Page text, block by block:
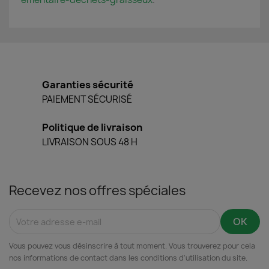
Garanties sécurité
PAIEMENT SÉCURISÉ
Politique de livraison
LIVRAISON SOUS 48 H
Recevez nos offres spéciales
Vous pouvez vous désinscrire à tout moment. Vous trouverez pour cela
nos informations de contact dans les conditions d'utilisation du site.